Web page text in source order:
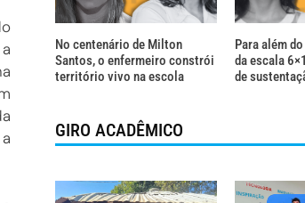
No centenário de Milton
Santos, o enfermeiro constrói
território vivo na escola
Para além
da escala
de
GIRO ACADÊMICO